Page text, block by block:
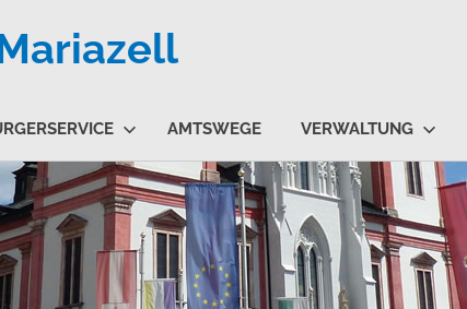
AMTSWEGE VERWALTUNG